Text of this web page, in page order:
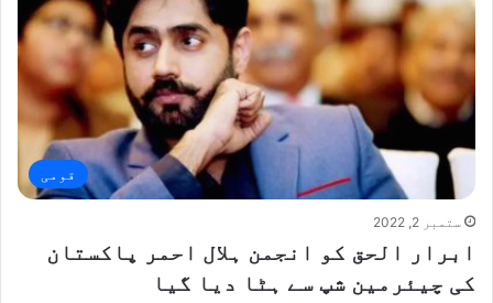
قومی
ستمبر 2, 2022
ابرار الحق کو انجمن ہلال احمر پاکستان
کی چیئرمین شپ سے ہٹا دیا گیا